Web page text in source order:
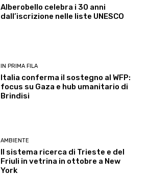
Alberobello celebra i 30 anni
dall’iscrizione nelle liste UNESCO
IN PRIMA FILA
Italia conferma il sostegno al WFP:
focus su Gaza e hub umanitario di
Brindisi
AMBIENTE
Il sistema ricerca di Trieste e del
Friuli in vetrina in ottobre a New
York